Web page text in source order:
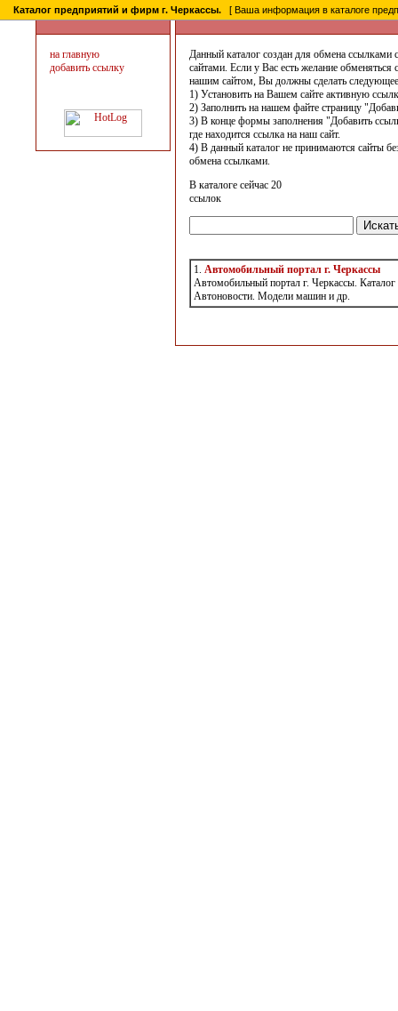
Каталог предприятий и фирм г. Черкассы. [ Ваша информация в каталоге
на главную
добавить ссылку
Данный каталог создан для обмена ссылками
сайтами. Если у Вас есть желание обменяться
нашим сайтом, Вы должны сделать
1) Установить на Вашем сайте активную
2) Заполнить на нашем файте страницу
3) В конце формы заполнения "Добавить
где находится ссылка на наш сайт.
4) В данный каталог не принимаются сайты
обмена ссылками.
В каталоге сейчас 20
ссылок
1. Автомобильный портал г. Черкассы
Автомобильный портал г. Черкассы.
Автоновости. Модели машин и др.